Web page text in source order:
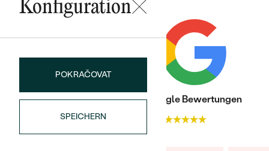
ANZAHL:
15
REINHEIT:
SI
FORM:
Rund
Konfiguration
POKRAČOVAT
SPEICHERN
Trusted shop BewertungenGoogle Bewertungen